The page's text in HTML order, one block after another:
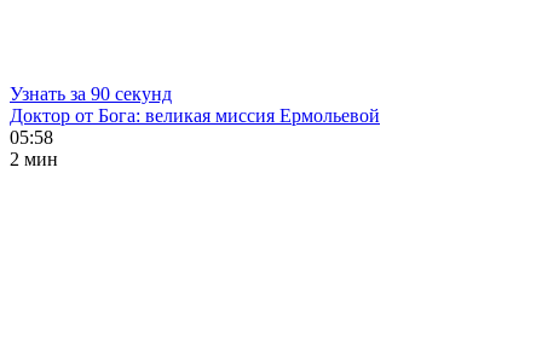
Узнать за 90 секунд
Доктор от Бога: великая миссия Ермольевой
05:58
2 мин